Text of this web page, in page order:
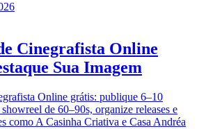
Cinegrafista Online
Sua Imagem
Online grátis: publique 6–10
de 60–90s, organize releases e
como A Casinha Criativa e Casa Andréa